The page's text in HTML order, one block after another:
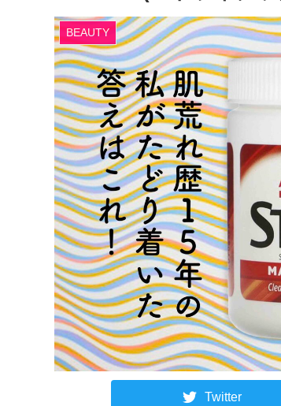
BEAUTY
Twitter